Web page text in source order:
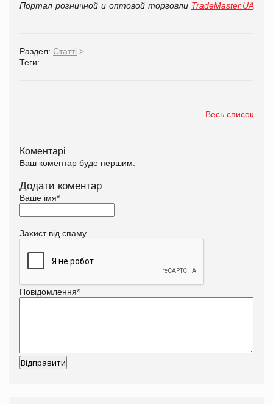
Портал розничной и оптовой торговли TradeMaster.UA
Раздел: Статті >
Теги:
Весь список
Коментарі
Ваш коментар буде першим.
Додати коментар
Ваше імя*
Захист від спаму
Повідомлення*